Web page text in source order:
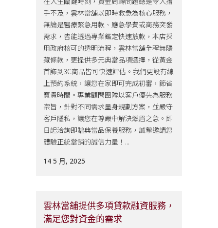
手不及，雲林當舖以即時救急為核心服務，
無論是醫療緊急用款、應急學費或商務突發
需求，皆能透過專業鑑定快速放款，本店採
用政府核可的透明流程，雲林當舖全程無隱
藏條款，更提供多元典當品項選擇，從黃金
首飾到3C商品皆可快速評估。我們更設有線
上預約系統，讓您在家即可完成初審，節省
寶貴時間。專業顧問團隊以客戶優先為服務
宗旨，針對不同需求量身規劃方案，並嚴守
客戶隱私，讓您在尊嚴中解決燃眉之急。即
日起洽詢即贈典當品保養服務，誠摯邀請您
體驗正統當舖的誠信力量！...
14 5 月, 2025
雲林當舖提供多項貸款融資服務，
滿足您對資金的需求